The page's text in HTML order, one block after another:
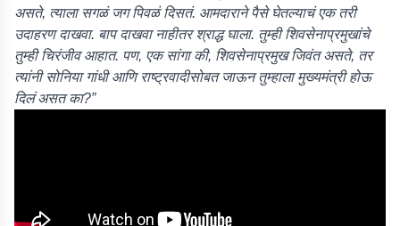
असते, त्याला सगळं जग पिवळं दिसतं. आमदाराने पैसे घेतल्याचं एक तरी
उदाहरण दाखवा. बाप दाखवा नाहीतर श्राद्ध घाला. तुम्ही शिवसेनाप्रमुखांचे
तुम्ही चिरंजीव आहात. पण, एक सांगा की, शिवसेनाप्रमुख जिवंत असते, तर
त्यांनी सोनिया गांधी आणि राष्ट्रवादीसोबत जाऊन तुम्हाला मुख्यमंत्री होऊ
दिलं असत का?”